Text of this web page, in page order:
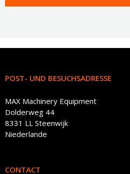
POST- UND BESUCHSADRESSE
MAX Machinery Equipment
Dolderweg 44
8331 LL Steenwijk
Niederlande
CONTACT